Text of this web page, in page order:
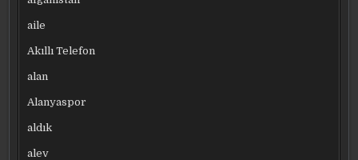
aile
Akıllı Telefon
alan
Alanyaspor
aldık
alev